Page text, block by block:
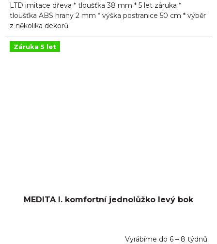
z
5
hvězdiček.
LTD imitace dřeva * tloušťka 38 mm * 5 let záruka *
tloušťka ABS hrany 2 mm * výška postranice 50 cm * výběr
z několika dekorů
Záruka 5 let
MEDITA I. komfortní jednolůžko levý bok
Vyrábíme do 6 – 8 týdnů